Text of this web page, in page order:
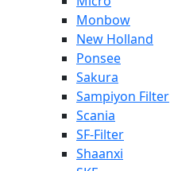
Monbow
New Holland
Ponsee
Sakura
Sampiyon Filter
Scania
SF-Filter
Shaanxi